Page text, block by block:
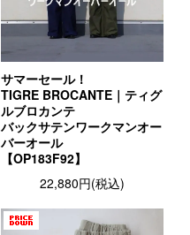
サマーセール！
TIGRE BROCANTE｜ティグ
ルブロカンテ
バックサテンワークマンオー
バーオール
【OP183F92】
22,880円(税込)